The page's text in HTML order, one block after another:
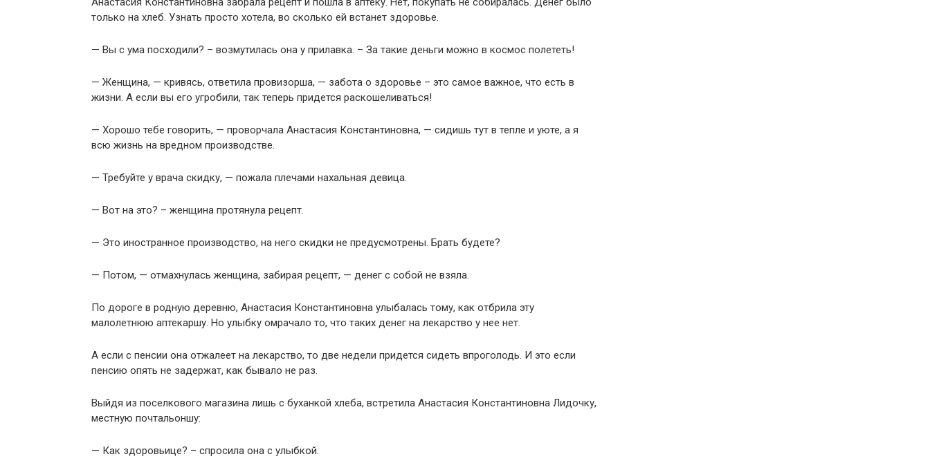
только на хлеб. Узнать просто хотела, во сколько ей встанет здоровье.
— Вы с ума посходили? – возмутилась она у прилавка. – За такие деньги можно в космос полететь!
— Женщина, — кривясь, ответила провизорша, — забота о здоровье – это самое важное, что есть в
жизни. А если вы его угробили, так теперь придется раскошеливаться!
— Хорошо тебе говорить, — проворчала Анастасия Константиновна, — сидишь тут в тепле и уюте, а я
всю жизнь на вредном производстве.
— Требуйте у врача скидку, — пожала плечами нахальная девица.
— Вот на это? – женщина протянула рецепт.
— Это иностранное производство, на него скидки не предусмотрены. Брать будете?
— Потом, — отмахнулась женщина, забирая рецепт, — денег с собой не взяла.
По дороге в родную деревню, Анастасия Константиновна улыбалась тому, как отбрила эту
малолетнюю аптекаршу. Но улыбку омрачало то, что таких денег на лекарство у нее нет.
А если с пенсии она отжалеет на лекарство, то две недели придется сидеть впроголодь. И это если
пенсию опять не задержат, как бывало не раз.
Выйдя из поселкового магазина лишь с буханкой хлеба, встретила Анастасия Константиновна Лидочку,
местную почтальоншу:
— Как здоровьице? – спросила она с улыбкой.